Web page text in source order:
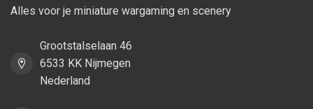
Alles voor je miniature wargaming en scenery
Grootstalselaan 46
6533 KK Nijmegen
Nederland